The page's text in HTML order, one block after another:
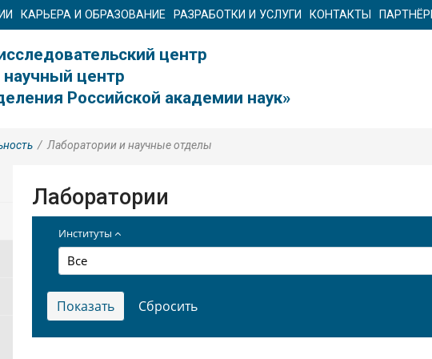
КАРЬЕРА И ОБРАЗОВАНИЕ РАЗРАБОТКИ И УСЛУГИ КОНТАКТЫ
центр
научный центр
Российской академии наук»
/ Лаборатории и научные отделы
Лаборатории
Институты
Все